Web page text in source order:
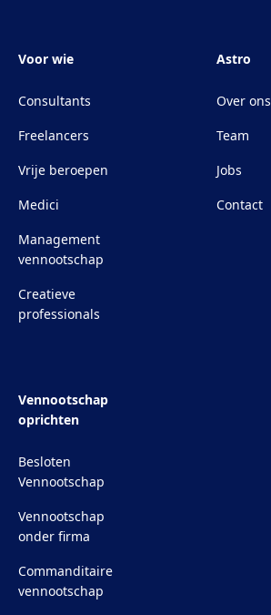
Voor wie
Consultants
Freelancers
Vrije beroepen
Medici
Management
vennootschap
Creatieve
professionals
Astro
Over ons
Team
Jobs
Contact
Vennootschap
oprichten
Besloten
Vennootschap
Vennootschap
onder firma
Commanditaire
vennootschap